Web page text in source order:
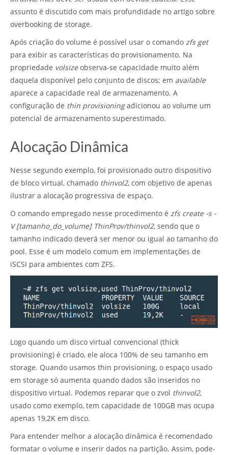
assunto é discutido com mais profundidade no artigo sobre
overbooking de storage.
Após criação do volume é possível usar o comando zfs get
para exibir as características do provisionamento. Na
propriedade volsizeobserva-se capacidade muito além
daquela disponível pelo conjunto de discos; em available
aparece a capacidade real de armazenamento. A
configuração de thin provisioningadicionou ao volume um
potencial de armazenamento superestimado.
Alocação Dinâmica
Nesse segundo exemplo, foi provisionado outro dispositivo
de bloco virtual, chamado thinvol2, com objetivo de apenas
ilustrar a alocação progressiva de espaço.
O comando empregado nesse procedimento é zfs create -s -
V [tamanho_do_volume] ThinProv/thinvol2, sendo que o
tamanho indicado deverá ser menor ou igual ao tamanho do
pool. Esse é um modelo comum em implementações de
iSCSI para ambientes com ZFS.
Logo quando um disco virtual convencional (thick
provisioning) é criado, ele aloca 100% de seu tamanho em
storage. Quando usamos thin provisioning, o espaço usado
em storage só aumenta quando dados são inseridos no
dispositivo virtual. Podemos reparar que o zvol thinvol2,
usado como exemplo, tem capacidade de 100GB mas ocupa
apenas 19,2K em disco.
Para entender melhor a alocação dinâmica é recomendado
formatar o volume e inserir dados na partição. Assim, pode-